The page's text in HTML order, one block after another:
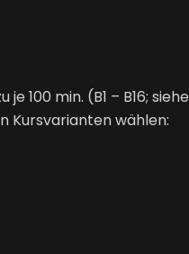
100 min. (B1 – B16; siehe
Kursvarianten wählen: